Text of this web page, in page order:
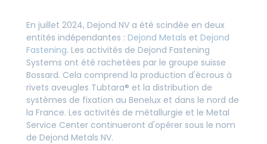
En juillet 2024, Dejond NV a été scindée en deux
entités indépendantes : Dejond Metals et Dejond
Fastening. Les activités de Dejond Fastening
Systems ont été rachetées par le groupe suisse
Bossard. Cela comprend la production d'écrous à
rivets aveugles Tubtara® et la distribution de
systèmes de fixation au Benelux et dans le nord de
la France. Les activités de métallurgie et le Metal
Service Center continueront d'opérer sous le nom
de Dejond Metals NV.